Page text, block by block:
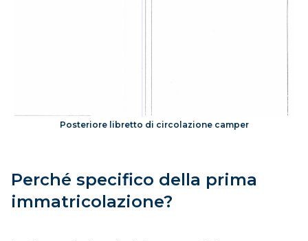
Posteriore libretto di circolazione camper
Perché specifico della prima
immatricolazione?